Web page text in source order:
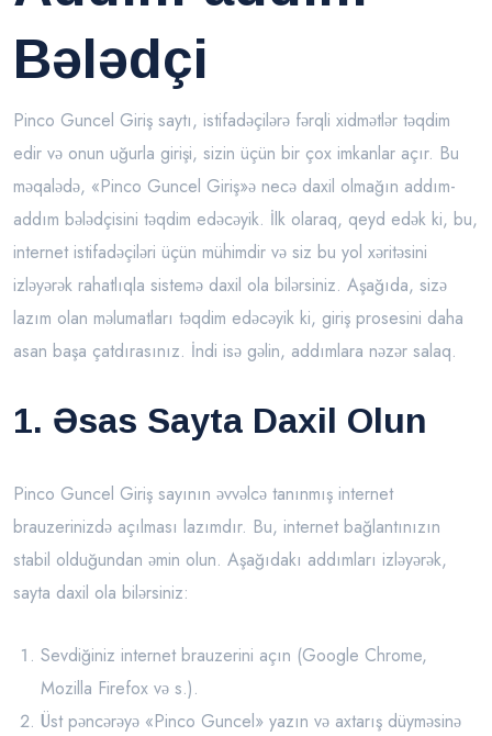
Bələdçi
Pinco Guncel Giriş saytı, istifadəçilərə fərqli xidmətlər təqdim
edir və onun uğurla girişi, sizin üçün bir çox imkanlar açır. Bu
məqalədə, «Pinco Guncel Giriş»ə necə daxil olmağın addım-
addım bələdçisini təqdim edəcəyik. İlk olaraq, qeyd edək ki, bu,
internet istifadəçiləri üçün mühimdir və siz bu yol xəritəsini
izləyərək rahatlıqla sistemə daxil ola bilərsiniz. Aşağıda, sizə
lazım olan məlumatları təqdim edəcəyik ki, giriş prosesini daha
asan başa çatdırasınız. İndi isə gəlin, addımlara nəzər salaq.
1. Əsas Sayta Daxil Olun
Pinco Guncel Giriş sayının əvvəlcə tanınmış internet
brauzerinizdə açılması lazımdır. Bu, internet bağlantınızın
stabil olduğundan əmin olun. Aşağıdakı addımları izləyərək,
sayta daxil ola bilərsiniz:
Sevdiğiniz internet brauzerini açın (Google Chrome,
Mozilla Firefox və s.).
Üst pəncərəyə «Pinco Guncel» yazın və axtarış düyməsinə